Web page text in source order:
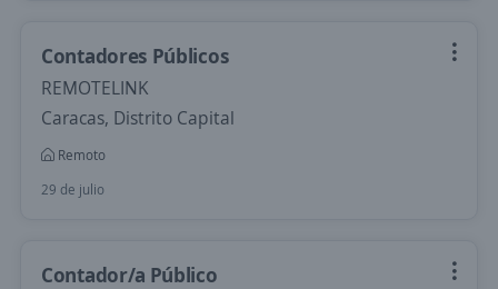
Contadores Públicos
REMOTELINK
Caracas, Distrito Capital
Remoto
29 de julio
Contador/a Público